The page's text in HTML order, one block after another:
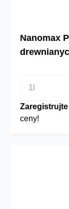
Nanomax
1l
ceny!